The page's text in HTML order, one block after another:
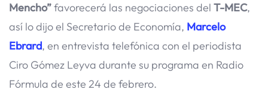
Mencho”favorecerá las negociaciones del T-MEC,
así lo dijo el Secretario de Economía, Marcelo
Ebrard, en entrevista telefónica con el periodista
Ciro Gómez Leyva durante su programa en Radio
Fórmula de este 24 de febrero.